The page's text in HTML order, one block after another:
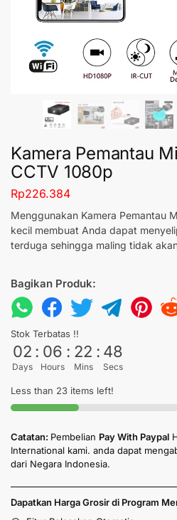
Kamera Pemantau
CCTV 1080p
Rp226.384
Menggunakan Kamera Pemantau
kecil membuat Anda dapat
terduga sehingga maling tidak
Bagikan Produk:
Stok Terbatas !!
02
Days
: 06
Hours
: 22
Mins
: 48
Secs
Less than 23 items left!
Catatan: Pembelian Pay With Paypal
International kami. anda dapat
dari Negara Indonesia.
Dapatkan Harga Grosir di Program